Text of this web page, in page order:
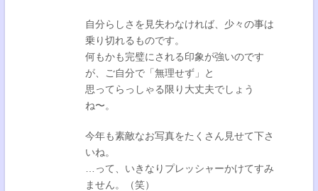
自分らしさを見失わなければ、少々の事は
乗り切れるものです。
何もかも完璧にされる印象が強いのです
が、ご自分で「無理せず」と
思ってらっしゃる限り大丈夫でしょう
ね〜。
今年も素敵なお写真をたくさん見せて下さ
いね。
…って、いきなりプレッシャーかけてすみ
ません。（笑）